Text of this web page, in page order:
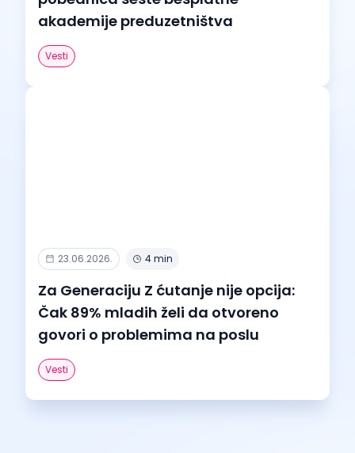
akademije preduzetništva
Vesti
23.06.2026. 4 min
Za Generaciju Z ćutanje nije opcija:
Čak 89% mladih želi da otvoreno
govori o problemima na poslu
Vesti